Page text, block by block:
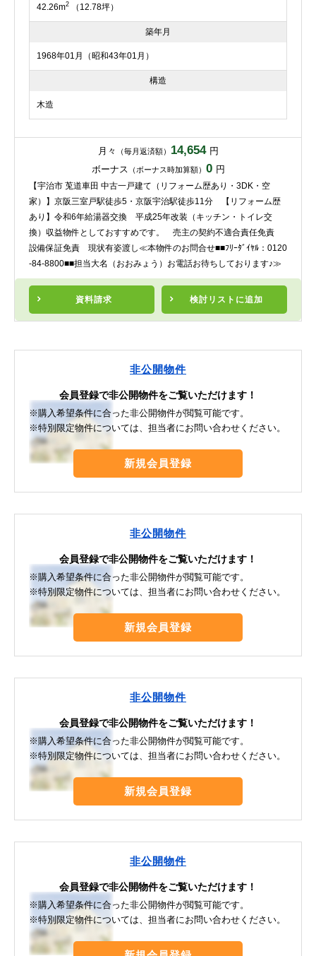
42.26m2 （12.78坪）
築年月
1968年01月（昭和43年01月）
構造
木造
月々 （毎月返済額） 14,654 円
ボーナス （ボーナス時加算額） 0 円
資料請求 検討リスト に追加
【宇治市 莵道車田 中古一戸建て（リフォーム歴あり・3DK・空
家）】京阪三室戸駅徒歩5・京阪宇治駅徒歩11分 【リフォーム歴
あり】令和6年給湯器交換 平成25年改装（キッチン・トイレ交
換）収益物件としておすすめです。 売主の契約不適合責任免責
設備保証免責 現状有姿渡し≪本物件のお問合せ■■ﾌﾘｰﾀﾞｲﾔﾙ：0120
-84-8800■■担当大名（おおみょう）お電話お待ちしております♪≫
非公開物件
会員登録で非公開物件をご覧いただけます！
※購入希望条件に合った非公開物件が閲覧可能です。
※特別限定物件については、担当者にお問い合わせください。
新規会員登録
非公開物件
会員登録で非公開物件をご覧いただけます！
※購入希望条件に合った非公開物件が閲覧可能です。
※特別限定物件については、担当者にお問い合わせください。
新規会員登録
非公開物件
会員登録で非公開物件をご覧いただけます！
※購入希望条件に合った非公開物件が閲覧可能です。
※特別限定物件については、担当者にお問い合わせください。
新規会員登録
非公開物件
会員登録で非公開物件をご覧いただけます！
※購入希望条件に合った非公開物件が閲覧可能です。
※特別限定物件については、担当者にお問い合わせください。